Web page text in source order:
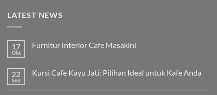
LATEST NEWS
17
Okt
Furnitur Interior Cafe Masakini
22
Sep
Kursi Cafe Kayu Jati: Pilihan Ideal untuk Kafe Anda